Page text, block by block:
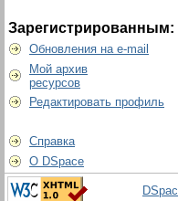
Зарегистрированным:
Обновления на e-mail
Мой архив
ресурсов
Редактировать профиль
Справка
О DSpace